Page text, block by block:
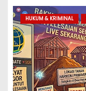
HUKUM & KRIMINAL